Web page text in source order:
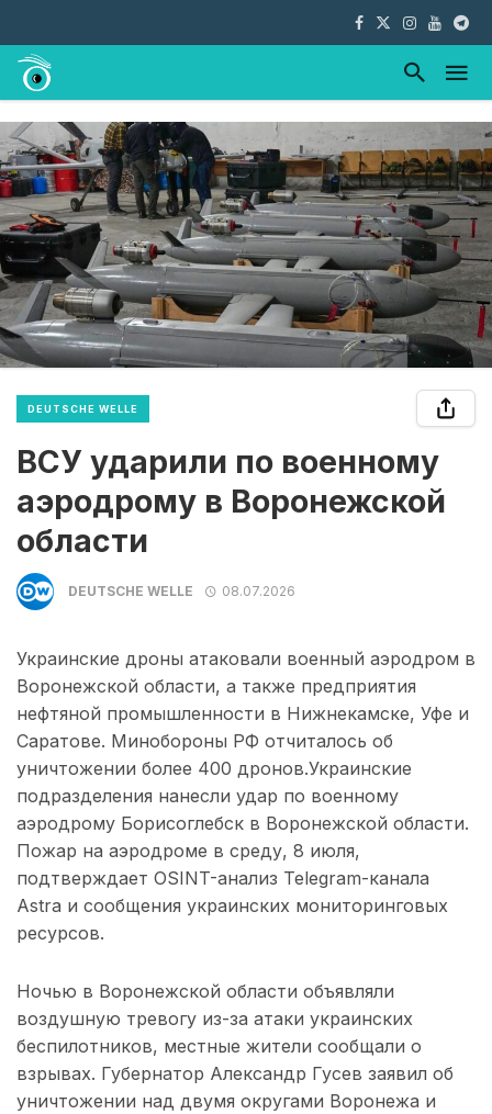
DEUTSCHE WELLE
ВСУ ударили по военному
аэродрому в Воронежской
области
DEUTSCHE WELLE 08.07.2026
Украинские дроны атаковали военный аэродром в
Воронежской области, а также предприятия
нефтяной промышленности в Нижнекамске, Уфе и
Саратове. Минобороны РФ отчиталось об
уничтожении более 400 дронов.Украинские
подразделения нанесли удар по военному
аэродрому Борисоглебск в Воронежской области.
Пожар на аэродроме в среду, 8 июля,
подтверждает OSINT-анализ Telegram-канала
Astra и сообщения украинских мониторинговых
ресурсов.
Ночью в Воронежской области объявляли
воздушную тревогу из-за атаки украинских
беспилотников, местные жители сообщали о
взрывах. Губернатор Александр Гусев заявил об
уничтожении над двумя округами Воронежа и